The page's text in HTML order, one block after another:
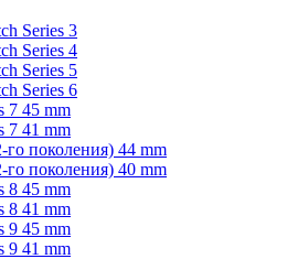
Series 3
Series 4
Series 5
Series 6
7 45 mm
7 41 mm
го поколения) 44 mm
го поколения) 40 mm
8 45 mm
8 41 mm
9 45 mm
9 41 mm